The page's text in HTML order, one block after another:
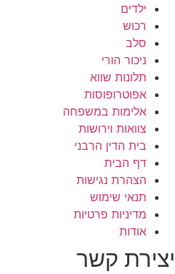
ילדים
רכוש
סלב
ניכור הורי
תלונות שווא
אפוטרופוסות
אלימות במשפחה
צוואות וירושות
בית הדין הרבני
דף הבית
הצהרת נגישות
תנאי שימוש
מדיניות פרטיות
אודות
יצירת קשר